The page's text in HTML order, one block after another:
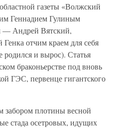
газеты «Волжский
Геннадием Гулиным
— Андрей Вятский,
отчим краем для себя
родился и вырос). Статья
браконьерстве под вновь
ГЭС, первенце гигантского
плотины весной
стада осетровых, идущих